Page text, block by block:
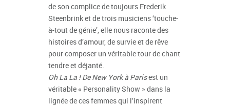
de son complice de toujours Frederik
Steenbrink et de trois musiciens ‘touche-
à-tout de génie’, elle nous raconte des
histoires d’amour, de survie et de rêve
pour composer un véritable tour de chant
tendre et déjanté.
Oh La La ! De New York à Parisest un
véritable « Personality Show » dans la
lignée de ces femmes qui l’inspirent